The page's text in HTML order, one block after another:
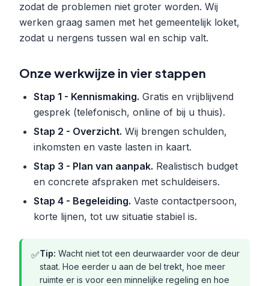
zodat de problemen niet groter worden. Wij
werken graag samen met het gemeentelijk loket,
zodat u nergens tussen wal en schip valt.
Onze werkwijze in vier stappen
Stap 1 - Kennismaking. Gratis en vrijblijvend
gesprek (telefonisch, online of bij u thuis).
Stap 2 - Overzicht. Wij brengen schulden,
inkomsten en vaste lasten in kaart.
Stap 3 - Plan van aanpak. Realistisch budget
en concrete afspraken met schuldeisers.
Stap 4 - Begeleiding. Vaste contactpersoon,
korte lijnen, tot uw situatie stabiel is.
✅Tip: Wacht niet tot een deurwaarder voor de deur
staat. Hoe eerder u aan de bel trekt, hoe meer
ruimte er is voor een minnelijke regeling en hoe